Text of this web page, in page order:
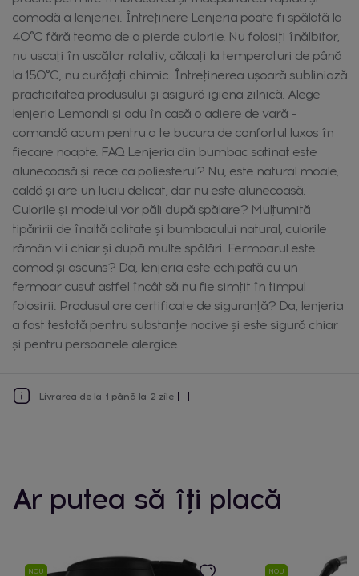
comodă a lenjeriei. Întreținere Lenjeria poate fi spălată la
40°C fără teama de a pierde culorile. Nu folosiți înălbitor,
nu uscați în uscător rotativ, călcați la temperaturi de până
la 150°C, nu curățați chimic. Întreținerea ușoară subliniază
practicitatea produsului și asigură igiena zilnică. Alege
lenjeria Lemondi și adu în casă o adiere de vară –
comandă acum pentru a te bucura de confortul luxos în
fiecare noapte. FAQ Lenjeria din bumbac satinat este
alunecoasă și rece ca poliesterul? Nu, este natural moale,
caldă și are un luciu delicat, dar nu este alunecoasă.
Culorile și modelul vor păli după spălare? Mulțumită
tipăririi de înaltă calitate și bumbacului natural, culorile
rămân vii chiar și după multe spălări. Fermoarul este
comod și ascuns? Da, lenjeria este echipată cu un
fermoar cusut astfel încât să nu fie simțit în timpul
folosirii. Produsul are certificate de siguranță? Da, lenjeria
a fost testată pentru substanțe nocive și este sigură chiar
și pentru persoanele alergice.
Livrarea de la 1 până la 2 zile
Ar putea să îți placă
NOU NOU